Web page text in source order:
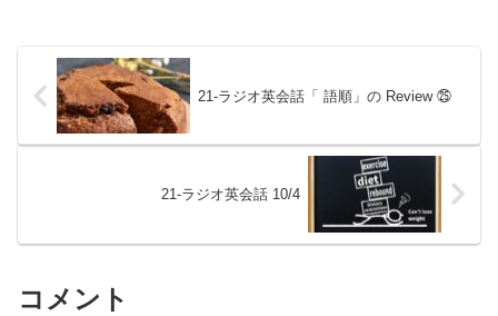
21-ラジオ英会話「 語順」の Review ㉕
21-ラジオ英会話 10/4
コメント